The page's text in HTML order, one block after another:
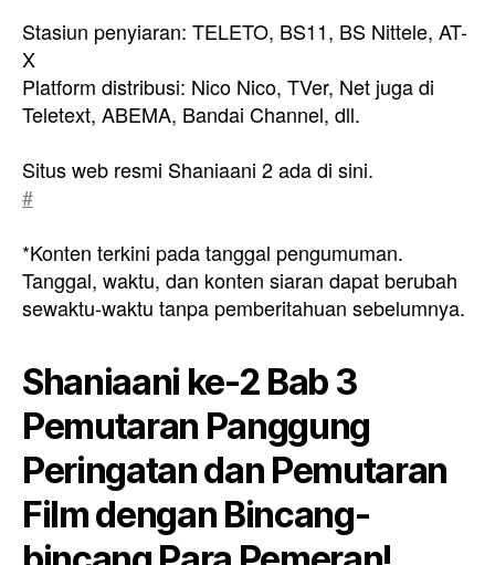
Stasiun penyiaran: TELETO, BS11, BS Nittele, AT-
X
Platform distribusi: Nico Nico, TVer, Net juga di
Teletext, ABEMA, Bandai Channel, dll.
Situs web resmi Shaniaani 2 ada di sini.
#
*Konten terkini pada tanggal pengumuman.
Tanggal, waktu, dan konten siaran dapat berubah
sewaktu-waktu tanpa pemberitahuan sebelumnya.
Shaniaani ke-2 Bab 3
Pemutaran Panggung
Peringatan dan Pemutaran
Film dengan Bincang-